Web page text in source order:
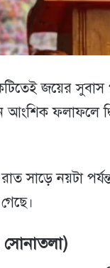
জয়ের সুবাস
ফলাফলে
সাড়ে নয়টা
সোনাতলা)